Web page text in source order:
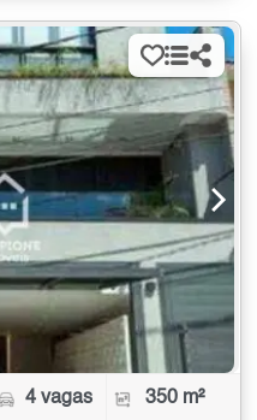
4 vagas 350 m²